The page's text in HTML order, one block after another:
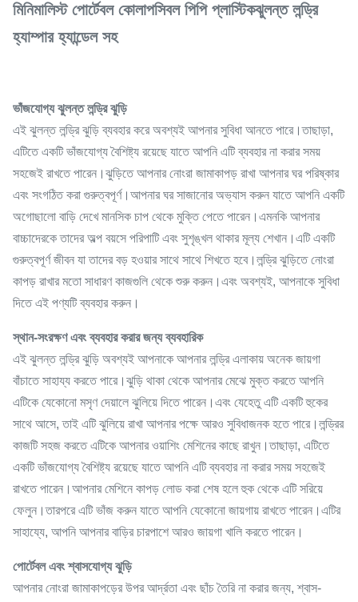
মিনিমালিস্ট পোর্টেবল কোলাপসিবল পিপি প্লাস্টিকঝুলন্ত লন্ড্রি
হ্যাম্পারহ্যান্ডেল সহ
ভাঁজযোগ্য ঝুলন্ত লন্ড্রি ঝুড়ি
এই ঝুলন্ত লন্ড্রি ঝুড়ি ব্যবহার করে অবশ্যই আপনার সুবিধা আনতে পারে।তাছাড়া,
এটিতে একটি ভাঁজযোগ্য বৈশিষ্ট্য রয়েছে যাতে আপনি এটি ব্যবহার না করার সময়
সহজেই রাখতে পারেন।ঝুড়িতে আপনার নোংরা জামাকাপড় রাখা আপনার ঘর পরিষ্কার
এবং সংগঠিত করা গুরুত্বপূর্ণ।আপনার ঘর সাজানোর অভ্যাস করুন যাতে আপনি একটি
অগোছালো বাড়ি দেখে মানসিক চাপ থেকে মুক্তি পেতে পারেন।এমনকি আপনার
বাচ্চাদেরকে তাদের অল্প বয়সে পরিপাটি এবং সুশৃঙ্খল থাকার মূল্য শেখান।এটি একটি
গুরুত্বপূর্ণ জীবন যা তাদের বড় হওয়ার সাথে সাথে শিখতে হবে।লন্ড্রি ঝুড়িতে নোংরা
কাপড় রাখার মতো সাধারণ কাজগুলি থেকে শুরু করুন।এবং অবশ্যই, আপনাকে সুবিধা
দিতে এই পণ্যটি ব্যবহার করুন।
স্থান-সংরক্ষণ এবং ব্যবহার করার জন্য ব্যবহারিক
এই ঝুলন্ত লন্ড্রি ঝুড়ি অবশ্যই আপনাকে আপনার লন্ড্রি এলাকায় অনেক জায়গা
বাঁচাতে সাহায্য করতে পারে।ঝুড়ি থাকা থেকে আপনার মেঝে মুক্ত করতে আপনি
এটিকে যেকোনো মসৃণ দেয়ালে ঝুলিয়ে দিতে পারেন।এবং যেহেতু এটি একটি হুকের
সাথে আসে, তাই এটি ঝুলিয়ে রাখা আপনার পক্ষে আরও সুবিধাজনক হতে পারে।লন্ড্রির
কাজটি সহজ করতে এটিকে আপনার ওয়াশিং মেশিনের কাছে রাখুন।তাছাড়া, এটিতে
একটি ভাঁজযোগ্য বৈশিষ্ট্য রয়েছে যাতে আপনি এটি ব্যবহার না করার সময় সহজেই
রাখতে পারেন।আপনার মেশিনে কাপড় লোড করা শেষ হলে হুক থেকে এটি সরিয়ে
ফেলুন।তারপরে এটি ভাঁজ করুন যাতে আপনি যেকোনো জায়গায় রাখতে পারেন।এটির
সাহায্যে, আপনি আপনার বাড়ির চারপাশে আরও জায়গা খালি করতে পারেন।
পোর্টেবল এবং শ্বাসযোগ্য ঝুড়ি
আপনার নোংরা জামাকাপড়ের উপর আর্দ্রতা এবং ছাঁচ তৈরি না করার জন্য, শ্বাস-